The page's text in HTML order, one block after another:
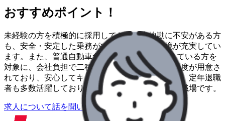
おすすめポイント！
未経験の方を積極的に採用しており、土地勘に不安がある方
も、安全・安定した乗務ができるよう教育環境が充実してい
ます。また、普通自動車免許取得から3年経過している方を
対象に、会社負担で二種免許を取得できる養成制度が用意さ
れており、安心してキャリアをスタートできます。定年退職
者も多数活躍しており、幅広い世代が働きやすい職場です。
求人について話を聞いてみる